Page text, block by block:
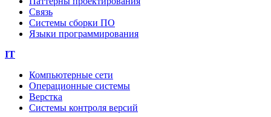
Связь
Системы сборки ПО
Языки программирования
IT
Компьютерные сети
Операционные системы
Верстка
Системы контроля версий